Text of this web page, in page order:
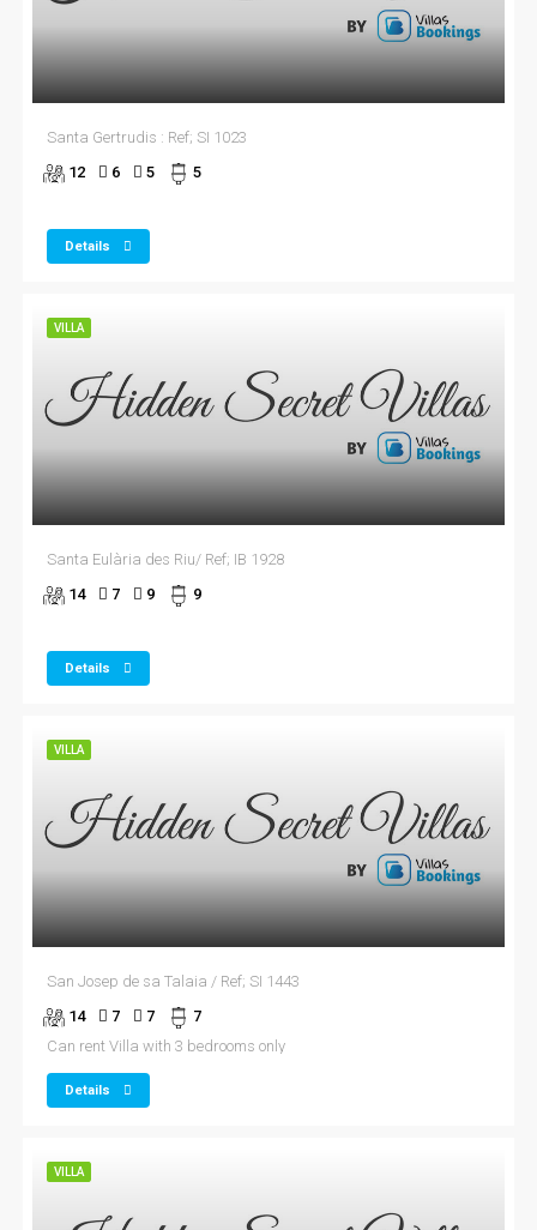
Santa Gertrudis : Ref; SI 1023
12
6 5 5
Details
VILLA
Santa Eulària des Riu/ Ref; IB 1928
14
7 9 9
Details
VILLA
San Josep de sa Talaia / Ref; SI 1443
14
7 7
7
Can rent Villa with 3 bedrooms only
Details
VILLA